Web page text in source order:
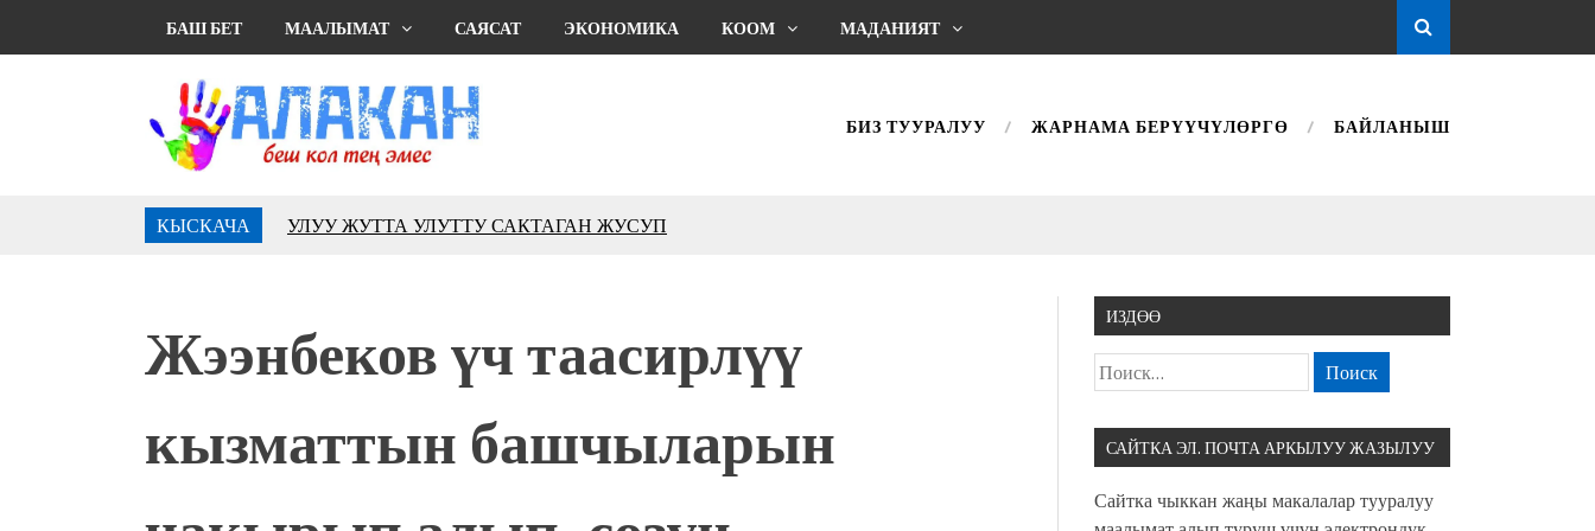
БАШ БЕТ МААЛЫМАТ САЯСАТ ЭКОНОМИКА КООМ МАДАНИЯТ
БИЗ ТУУРАЛУУ ЖАРНАМА БЕРҮҮЧҮЛӨРГӨ БАЙЛАНЫШ
КЫСКАЧА
УЛУУ ЖУТТА УЛУТТУ САКТАГАН ЖУСУП
Аида САЛЯНОВА: "Кыргыз шахмат союзунун
президенти болуп шайланышым сыймык жана чоң
Садыр ЖАПАРОВ: “Айтматовдой адабият алпы чыгыш
үчүн, улуу көч уланышы үчүн журнал сөзсүз керек!”
“Китепкана түнγ-2026”: Психолог Мээрим Мураталиева
Жээнбеков үч таасирлүү
кызматтын башчыларын
ИЗДӨӨ
САЙТКА ЭЛ. ПОЧТА АРКЫЛУУ ЖАЗЫЛУУ
Сайтка чыккан жаңы макалалар тууралуу